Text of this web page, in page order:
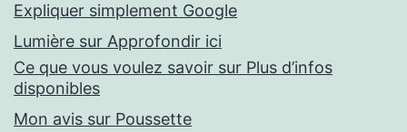
Expliquer simplement Google
Lumière sur Approfondir ici
Ce que vous voulez savoir sur Plus d’infos
disponibles
Mon avis sur Poussette